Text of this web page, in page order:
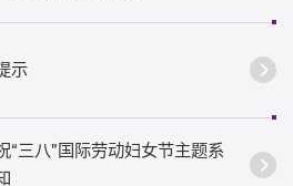
示
“三八”国际劳动妇女节主题系